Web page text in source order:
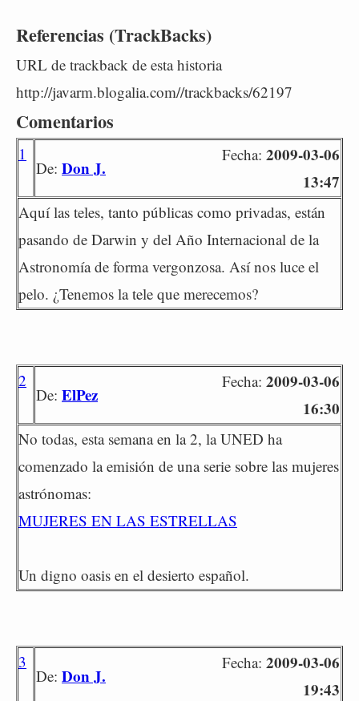
Referencias (TrackBacks)
URL de trackback de esta historia
http://javarm.blogalia.com//trackbacks/62197
Comentarios
1
De: Don J.
Fecha: 2009-03-06
13:47
Aquí las teles, tanto públicas como privadas, están
pasando de Darwin y del Año Internacional de la
Astronomía de forma vergonzosa. Así nos luce el
pelo. ¿Tenemos la tele que merecemos?
2
De: ElPez
Fecha: 2009-03-06
16:30
No todas, esta semana en la 2, la UNED ha
comenzado la emisión de una serie sobre las mujeres
astrónomas:
MUJERES EN LAS ESTRELLAS
Un digno oasis en el desierto español.
3
De: Don J.
Fecha: 2009-03-06
19:43